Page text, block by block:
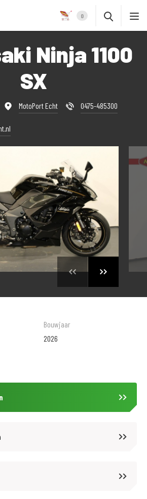
0
Ninja 1100
SX
MotoPort Echt 0475-485300
Bouwjaar
2026